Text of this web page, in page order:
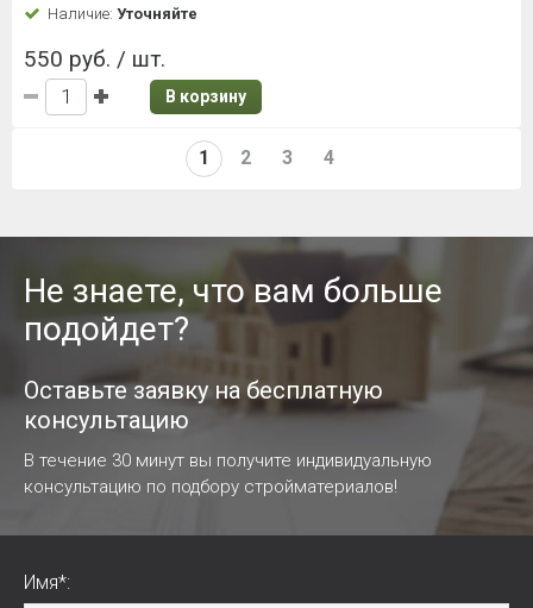
Наличие: Уточняйте
550 руб. / шт.
В корзину
1 2 3 4
Не знаете, что вам больше
подойдет?
Оставьте заявку на бесплатную
консультацию
В течение 30 минут вы получите индивидуальную
консультацию по подбору стройматериалов!
Имя*: